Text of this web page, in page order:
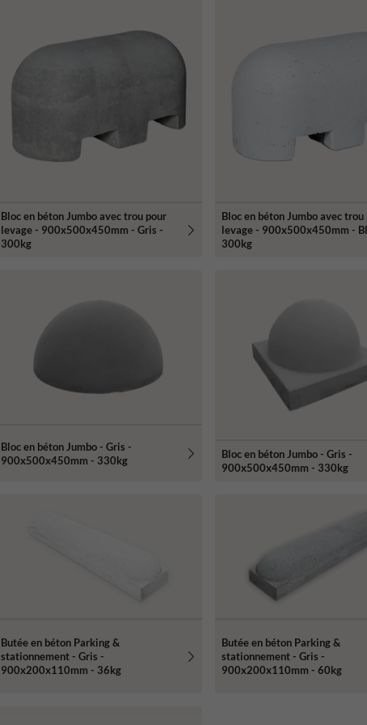
Bloc en béton Jumbo avec trou pour
levage - 900x500x450mm - Gris -
300kg
Bloc en béton Jumbo avec trou
levage - 900x500x450mm -
300kg
Bloc en béton Jumbo - Gris -
900x500x450mm - 330kg
Bloc en béton Jumbo - Gris -
900x500x450mm - 330kg
Butée en béton Parking &
stationnement - Gris -
900x200x110mm - 36kg
Butée en béton Parking &
stationnement - Gris -
900x200x110mm - 60kg